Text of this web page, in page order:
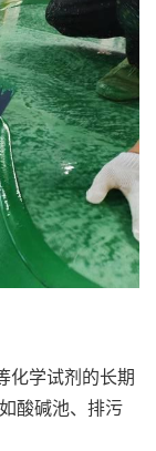
化学试剂的长期
酸碱池、排污